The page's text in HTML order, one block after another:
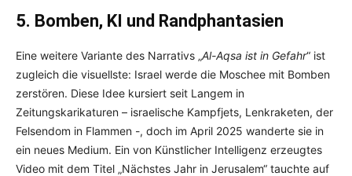
5. Bomben, KI und Randphantasien
Eine weitere Variante des Narrativs „Al-Aqsa ist in Gefahr“ ist
zugleich die visuellste: Israel werde die Moschee mit Bomben
zerstören. Diese Idee kursiert seit Langem in
Zeitungskarikaturen – israelische Kampfjets, Lenkraketen, der
Felsendom in Flammen -, doch im April 2025 wanderte sie in
ein neues Medium. Ein von Künstlicher Intelligenz erzeugtes
Video mit dem Titel „Nächstes Jahr in Jerusalem“ tauchte auf